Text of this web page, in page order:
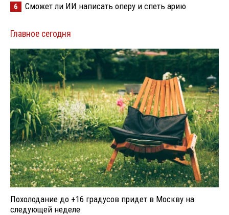
6 Сможет ли ИИ написать оперу и спеть арию
Главное сегодня
Похолодание до +16 градусов придет в Москву на
следующей неделе